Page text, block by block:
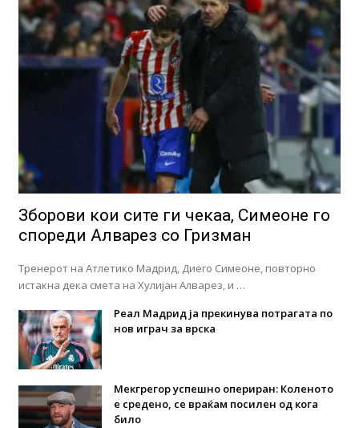
Зборови кои сите ги чекаа, Симеоне го
спореди Алварез со Гризман
Тренерот на Атлетико Мадрид, Диего Симеоне, повторно
истакна дека смета на Хулијан Алварез, и …
Реал Мадрид ја прекинува потрагата по
нов играч за врска
Мекгрегор успешно опериран: Коленото
е средено, се враќам посилен од кога
било